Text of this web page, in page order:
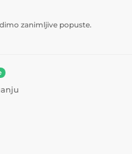
zanimljive popuste.